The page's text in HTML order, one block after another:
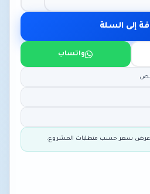
إلى السلة
واتساب
عرض سعر حسب متطلبات المشروع.